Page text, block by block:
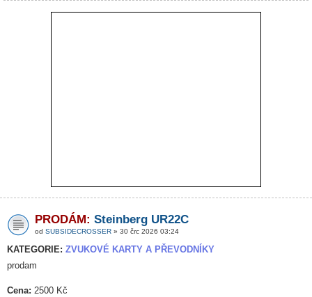
PRODÁM: Steinberg UR22C
od SUBSIDECROSSER » 30 črc 2026 03:24
KATEGORIE: ZVUKOVÉ KARTY A PŘEVODNÍKY
prodam
Cena: 2500 Kč